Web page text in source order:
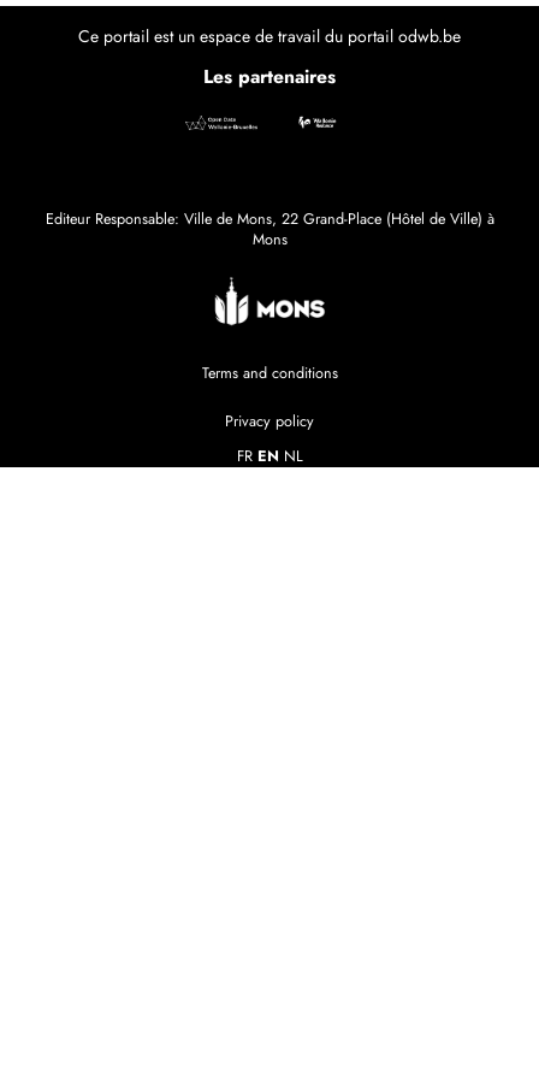
Ce portail est un espace de travail du portail odwb.be
Les partenaires
Editeur Responsable: Ville de Mons, 22 Grand-Place (Hôtel de Ville) à
Mons
Terms and conditions
Privacy policy
FR EN NL